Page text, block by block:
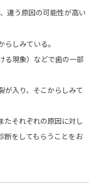
違う原因の可能性が高い
しみている。
る現象）などで歯の一部
が入り、そこからしみて
たそれぞれの原因に対し
断をしてもらうことをお